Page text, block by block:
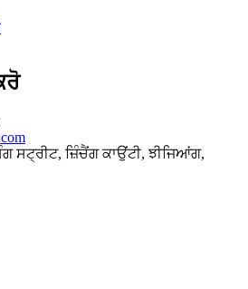
ਸਟ੍ਰੀਟ, ਜ਼ਿੰਚੈਂਗ ਕਾਉਂਟੀ, ਝੀਜਿਆਂਗ,